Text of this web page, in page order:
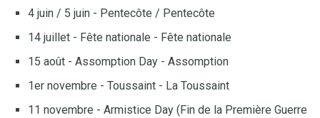
4 juin / 5 juin - Pentecôte / Pentecôte
14 juillet - Fête nationale - Fête nationale
15 août - Assomption Day - Assomption
1er novembre - Toussaint - La Toussaint
11 novembre - Armistice Day (Fin de la Première Guerre